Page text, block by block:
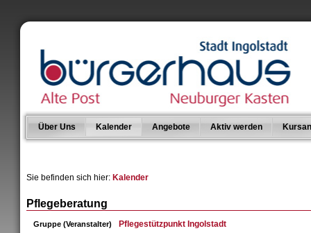
Über Uns Kalender Angebote Aktiv werden
Sie befinden sich hier: Kalender
Pflegeberatung
Gruppe (Veranstalter) Pflegestützpunkt Ingolstadt